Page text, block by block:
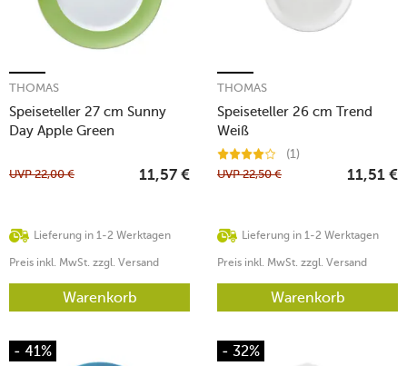
Speiseteller 27 cm Sunny
Day Apple Green
THOMAS
Lieferung in 1-2 Werktagen
UVP22,00 € 11,57 €
Preis inkl. MwSt. zzgl. Versand
Warenkorb
Speiseteller 26 cm Trend
Weiß
THOMAS
(1)
Lieferung in 1-2 Werktagen
UVP22,50 € 11,51 €
Preis inkl. MwSt. zzgl. Versand
Warenkorb
- 41% - 32%